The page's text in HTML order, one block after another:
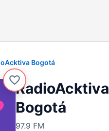
Bogotá
RadioAcktiva
Bogotá
97.9 FM